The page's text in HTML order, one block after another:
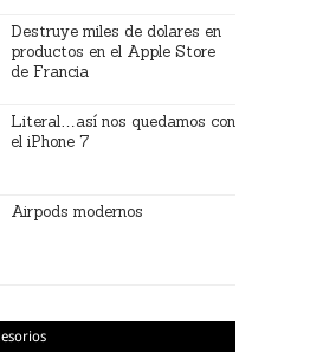
Destruye miles de dolares en
productos en el Apple Store
de Francia
Literal…así nos quedamos con
el iPhone 7
Airpods modernos